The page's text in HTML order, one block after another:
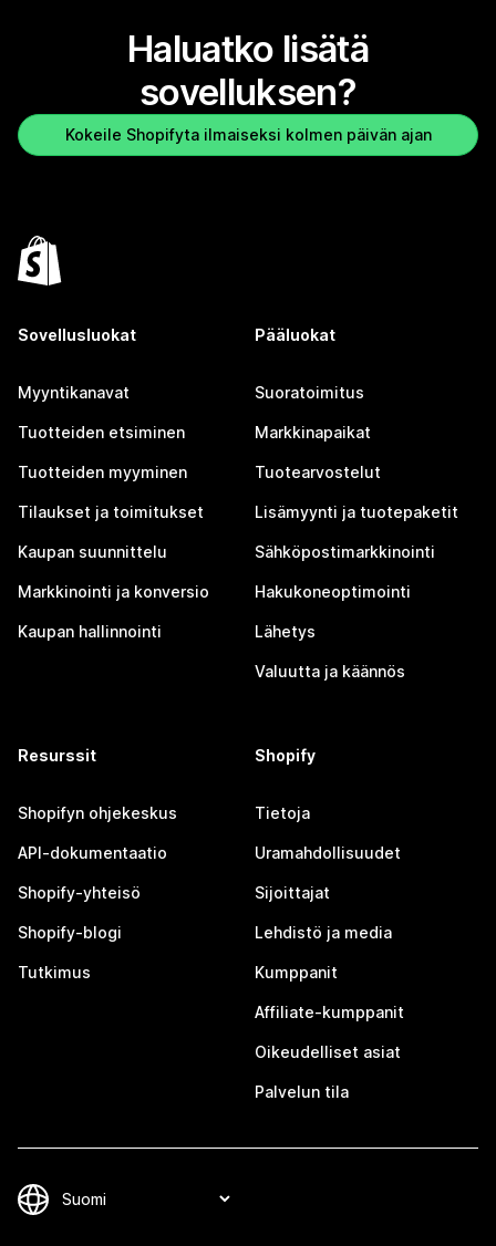
Haluatko lisätä
sovelluksen?
Kokeile Shopifyta ilmaiseksi kolmen päivän ajan
Sovellusluokat
Myyntikanavat
Tuotteiden etsiminen
Tuotteiden myyminen
Tilaukset ja toimitukset
Kaupan suunnittelu
Markkinointi ja konversio
Kaupan hallinnointi
Pääluokat
Suoratoimitus
Markkinapaikat
Tuotearvostelut
Lisämyynti ja tuotepaketit
Sähköpostimarkkinointi
Hakukoneoptimointi
Lähetys
Valuutta ja käännös
Resurssit
Shopifyn ohjekeskus
API-dokumentaatio
Shopify-yhteisö
Shopify-blogi
Tutkimus
Shopify
Tietoja
Uramahdollisuudet
Sijoittajat
Lehdistö ja media
Kumppanit
Affiliate-kumppanit
Oikeudelliset asiat
Palvelun tila